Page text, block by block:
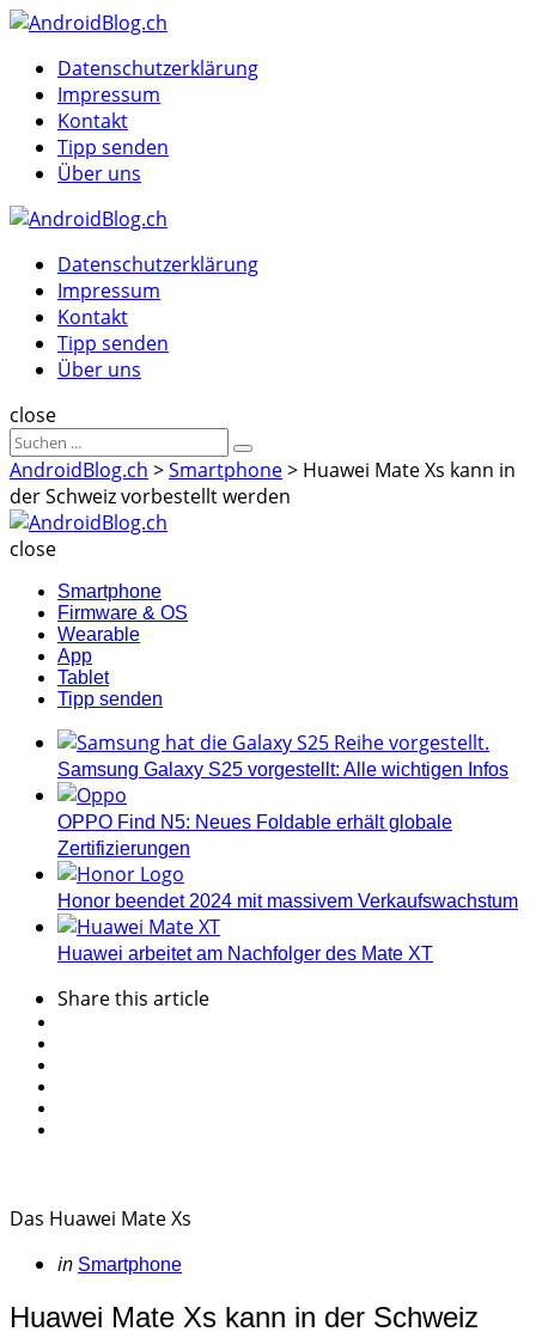
Menu
MenuDatenschutzerklärung
Impressum
Kontakt
Tipp senden
Über uns
Datenschutzerklärung
Impressum
Kontakt
Tipp senden
Über uns
Suche
close
Sucheergebnisse
für
Suche
AndroidBlog.ch >Smartphone> Huawei Mate Xs kann in
der Schweiz vorbestellt werden
close
Smartphone
Firmware & OS
Wearable
App
Tablet
Tipp senden
Samsung Galaxy S25 vorgestellt: Alle wichtigen Infos
OPPO Find N5: Neues Foldable erhält globale
Zertifizierungen
Honor beendet 2024 mit massivem Verkaufswachstum
Huawei arbeitet am Nachfolger des Mate XT
Sharethis article
Das Huawei Mate Xs
Categories
Posted
in Smartphone
Huawei Mate Xs kann in der Schweiz